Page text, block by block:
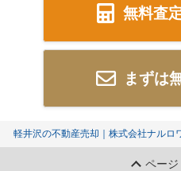
無料査
まずは
軽井沢の不動産売却｜株式会社ナルロ
ペー